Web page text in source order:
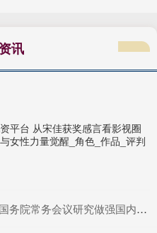
讯
平台 从宋佳获奖感言看影视圈
女性力量觉醒_角色_作品_评判
究做强国内大循环重点政策举措落实工作等